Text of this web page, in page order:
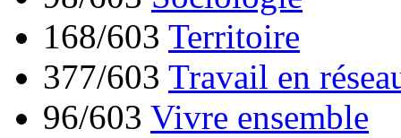
168/603 Territoire
377/603 Travail en
96/603 Vivre ensemble